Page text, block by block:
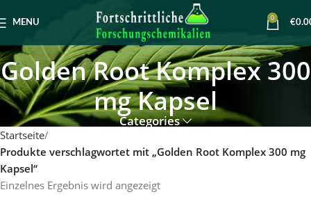
MENU
0
€
Golden Root Komplex 300
mg Kapsel
Categories
Startseite
Produkte verschlagwortet mit „Golden Root Komplex 300 mg
Kapsel“
Einzelnes Ergebnis wird angezeigt